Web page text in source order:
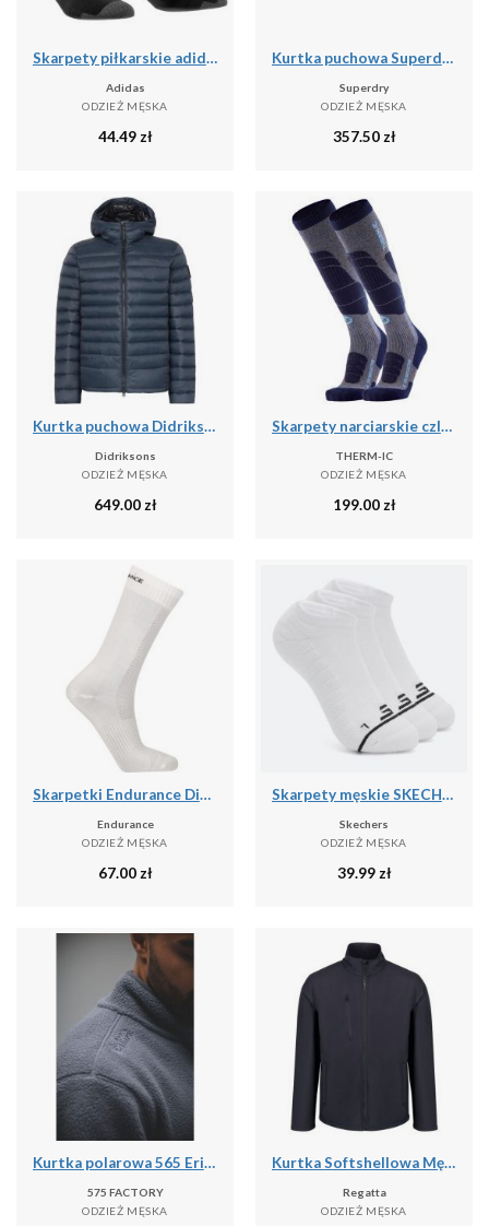
Skarpety piłkarskie adidas Light
Adidas
ODZIEŻ MĘSKA
44.49 zł
Kurtka puchowa Superdry Fuji Lite
Superdry
ODZIEŻ MĘSKA
357.50 zł
Kurtka puchowa Didriksons Mauro
Didriksons
ODZIEŻ MĘSKA
649.00 zł
Skarpety narciarskie czlowiek Therm-ic Ski Merino Reflector Men wysokosc kolano
THERM-IC
ODZIEŻ MĘSKA
199.00 zł
Skarpetki Endurance Dingwall
Endurance
ODZIEŻ MĘSKA
67.00 zł
Skarpety męskie SKECHERS 1/2 Terry No Show 3
Skechers
ODZIEŻ MĘSKA
39.99 zł
Kurtka polarowa 565 Erima Ts szara
575 FACTORY
ODZIEŻ MĘSKA
Kurtka Softshellowa Męska Trzywarstwowa
Regatta
ODZIEŻ MĘSKA